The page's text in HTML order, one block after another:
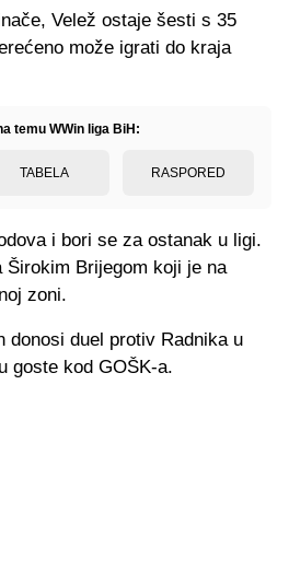
Velež ostaje šesti s 35
može igrati do kraja
temu WWin liga BiH:
TABELA RASPORED
i bori se za ostanak u ligi.
Širokim Brijegom koji je na
zoni.
donosi duel protiv Radnika u
goste kod GOŠK-a.